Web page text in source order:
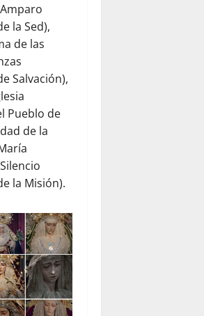
la Sed),
de las
Salvación),
Pueblo de
de la
la Misión).